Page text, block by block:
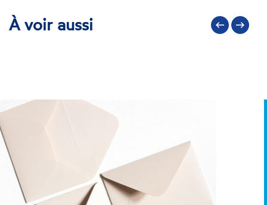
Facebook
Bluesky
À voir aussi